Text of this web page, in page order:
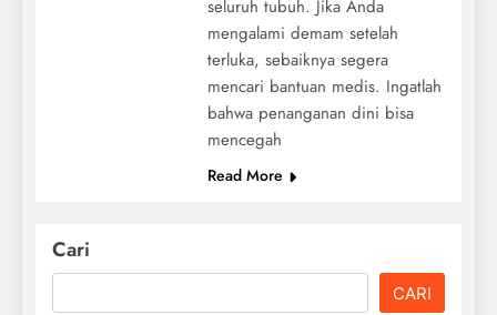
seluruh tubuh. Jika Anda
mengalami demam setelah
terluka, sebaiknya segera
mencari bantuan medis. Ingatlah
bahwa penanganan dini bisa
mencegah
Read More
Cari
CARI